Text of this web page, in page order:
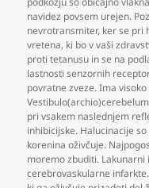
navidez povsem urejen.
nevrotransmiter, ker se pri
vretena, ki bo v vaši
proti tetanusu in se na
lastnosti senzornih
povratne zveze. Ima
pri vsakem naslednjem
inhibicijske. Halucinacije
korenina oživčuje.
moremo zbuditi.
cerebrovaskularne